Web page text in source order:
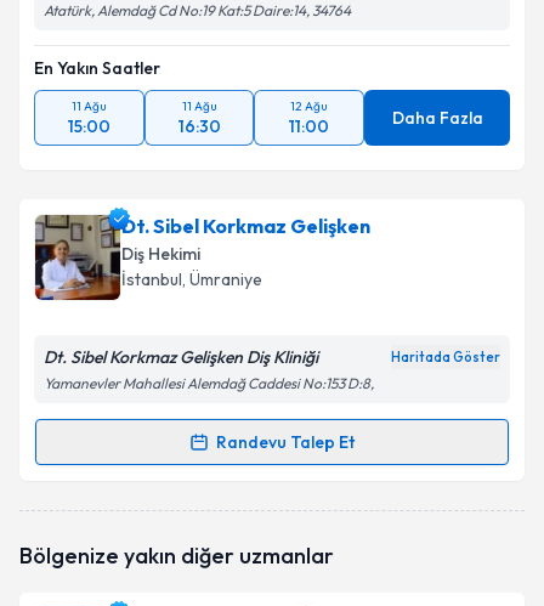
Atatürk, Alemdağ Cd No:19 Kat:5 Daire:14, 34764
En Yakın Saatler
11 Ağu
15:00
11 Ağu
16:30
12 Ağu
11:00 Daha Fazla
Dt. Sibel Korkmaz Gelişken
Diş Hekimi
İstanbul, Ümraniye
Dt. Sibel Korkmaz Gelişken Diş Kliniği Haritada Göster
Yamanevler Mahallesi Alemdağ Caddesi No:153 D:8,
Randevu Talep Et
Randevu Takvimi Talebi
talebi oluşturun. Size bu uzmandan randevu almanız
Bölgenize yakın diğer uzmanlar